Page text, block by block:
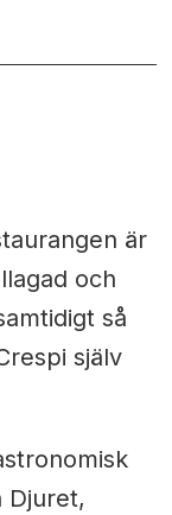
är
och
så
själv
Djuret,